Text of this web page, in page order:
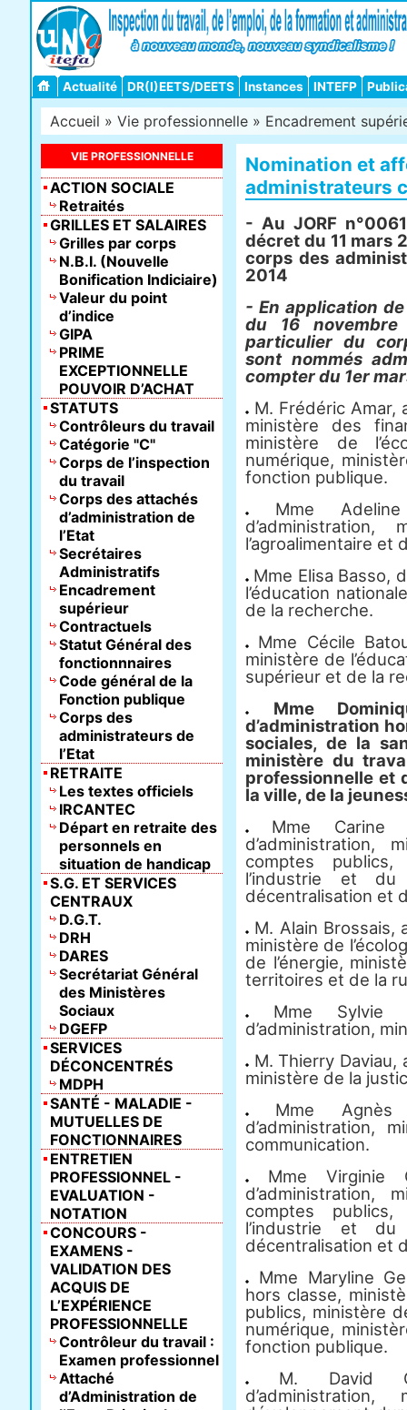
Actualité DR(I)EETS/DEETS Instances INTEFP
Accueil » Vie professionnelle » Encadrement
Nomination et
administrateurs
- Au JORF
décret du 11 mars
corps des
2014
- En application
du 16
particulier du
sont nommés
compter du 1er
M. Frédéric Amar,
ministère des
ministère de
numérique,
fonction publique.
Mme Adeline
l’agroalimentaire et
Mme Elisa Basso,
l’éducation
de la recherche.
Mme Cécile
ministère de
supérieur et de la
Mme
d’administration
sociales, de la
ministère du
professionnelle et
la ville, de la
Mme Carine
comptes
l’industrie et
décentralisation et
M. Alain Brossais,
ministère de
de l’énergie,
territoires et de la
Mme Sylvie
d’administration,
M. Thierry Daviau,
ministère de la
Mme Agnès
d’administration,
communication.
Mme Virginie
comptes
l’industrie et
décentralisation et
Mme Maryline
hors classe,
publics, ministère
numérique,
fonction publique.
M. David
VIE PROFESSIONNELLE
ACTION SOCIALE
Retraités
GRILLES ET SALAIRES
Grilles par corps
N.B.I. (Nouvelle
Bonification Indiciaire)
Valeur du point
d’indice
GIPA
PRIME
EXCEPTIONNELLE
POUVOIR D’ACHAT
STATUTS
Contrôleurs du travail
Catégorie "C"
Corps de l’inspection
du travail
Corps des attachés
d’administration de
l’Etat
Secrétaires
Administratifs
Encadrement
supérieur
Contractuels
Statut Général des
fonctionnnaires
Code général de la
Fonction publique
Corps des
administrateurs de
l’Etat
RETRAITE
Les textes officiels
IRCANTEC
Départ en retraite des
personnels en
situation de handicap
S.G. ET SERVICES
CENTRAUX
D.G.T.
DRH
DARES
Secrétariat Général
des Ministères
Sociaux
DGEFP
SERVICES
DÉCONCENTRÉS
MDPH
SANTÉ - MALADIE -
MUTUELLES DE
FONCTIONNAIRES
ENTRETIEN
PROFESSIONNEL -
EVALUATION -
NOTATION
CONCOURS -
EXAMENS -
VALIDATION DES
ACQUIS DE
L’EXPÉRIENCE
PROFESSIONNELLE
Contrôleur du travail :
Examen professionnel
Attaché
d’Administration de